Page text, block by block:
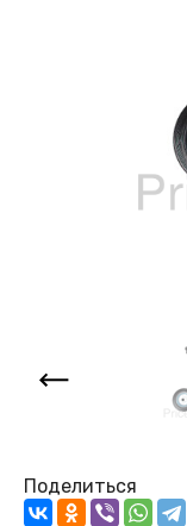
Поделиться